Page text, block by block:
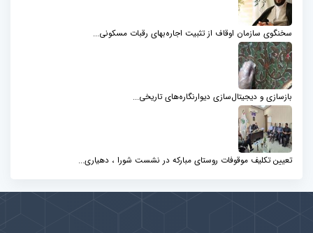
سخنگوی سازمان اوقاف از تثبیت اجاره‌بهای رقبات مسکونی...
بازسازی و دیجیتال‌سازی دیوارنگاره‌های تاریخی...
تعیین تکلیف موقوفات روستای مبارکه در نشست شورا ، دهیاری...